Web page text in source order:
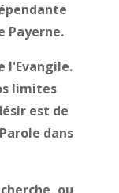
Payerne.
l'Evangile.
limites
est de
dans